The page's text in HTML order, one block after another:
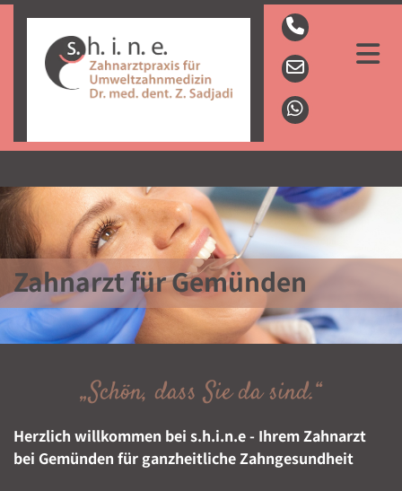
Zahnarzt für Gemünden
„Schön, dass Sie da sind.“
Herzlich willkommen bei s.h.i.n.e - Ihrem Zahnarzt
bei Gemünden für ganzheitliche Zahngesundheit